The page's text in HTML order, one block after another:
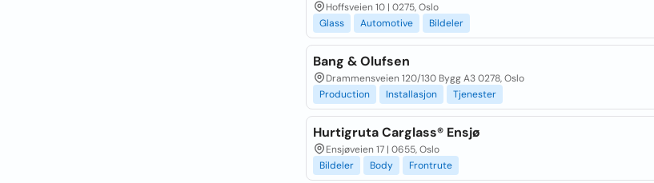
Hoffsveien 10 | 0275, Oslo
Glass
Automotive Bildeler
Bang & Olufsen
Drammensveien 120/130 Bygg A3 0278, Oslo
Production
Installasjon Tjenester
Hurtigruta Carglass® Ensjø
Ensjøveien 17 | 0655, Oslo
Bildeler
Body Frontrute